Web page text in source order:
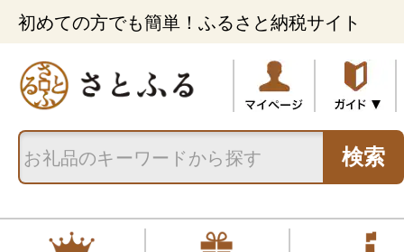
初めての方でも簡単！ふるさと納税サイト
検索